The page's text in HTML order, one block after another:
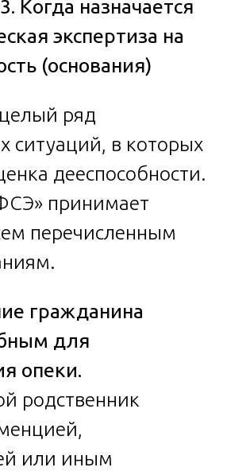
Когда назначается
экспертиза на
(основания)
ряд
ситуаций, в которых
дееспособности.
принимает
перечисленным
гражданина
для
опеки.
родственник
или иным